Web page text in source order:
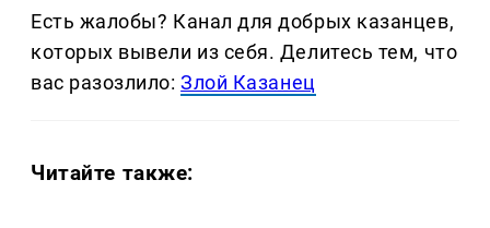
Есть жалобы? Канал для добрых казанцев,
которых вывели из себя. Делитеcь тем, что
вас разозлило:Злой Казанец
Читайте также: